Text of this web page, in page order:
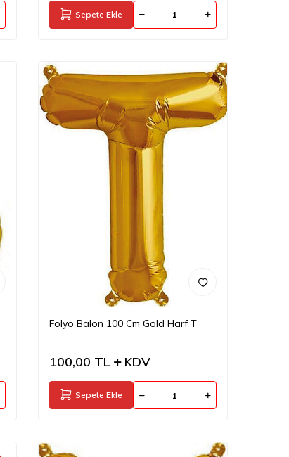
Sepete Ekle
Folyo Balon 100 Cm Gold Harf T
100,00 TL KDV
Sepete Ekle